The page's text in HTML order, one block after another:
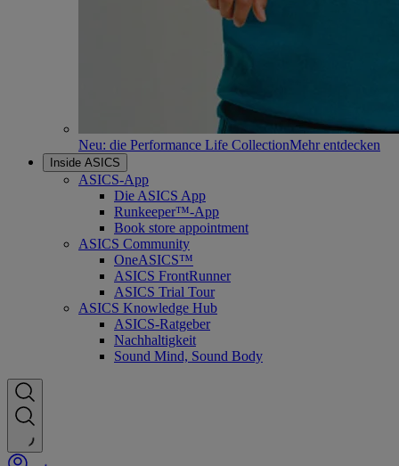
Neu: die Performance Life CollectionMehr entdecken
Inside ASICS
ASICS-App
Die ASICS App
Runkeeper™-App
Book store appointment
ASICS Community
OneASICS™
ASICS FrontRunner
ASICS Trial Tour
ASICS Knowledge Hub
ASICS-Ratgeber
Nachhaltigkeit
Sound Mind, Sound Body